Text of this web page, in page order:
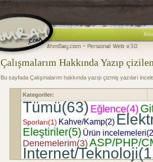
Çalışmalarım Hakkında Yazıp
Bu sayfada Çalışmalarım hakkında yazıp çizmiş yazıları
Kategoriler:
Tümü(63)Eğlence(4)
Sporları(1) Kahve/Kamp(2)
Eleştiriler(5) Ürün
Denemelerim(3) ASP/PHP/
Internet/